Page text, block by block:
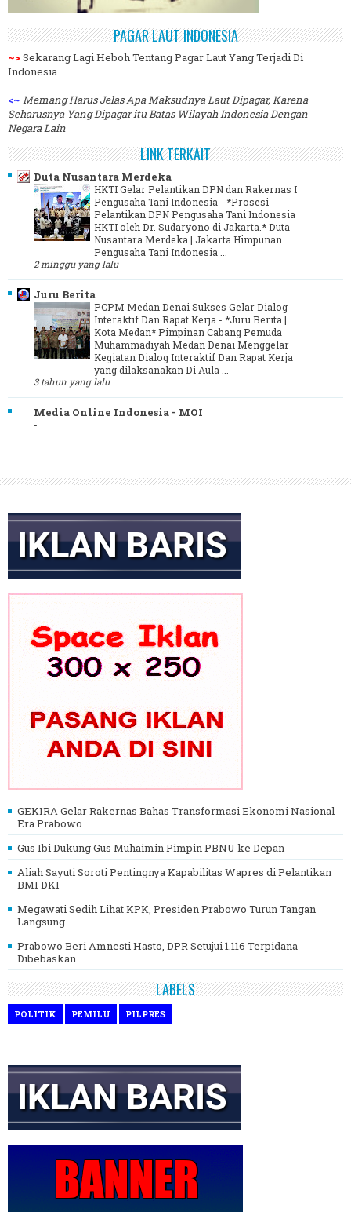
PAGAR LAUT INDONESIA
~>Sekarang Lagi Heboh Tentang Pagar Laut Yang Terjadi Di
Indonesia
<~ Memang Harus Jelas Apa Maksudnya Laut Dipagar, Karena
Seharusnya Yang Dipagar itu Batas Wilayah Indonesia Dengan
Negara Lain
LINK TERKAIT
Duta Nusantara Merdeka
HKTI Gelar Pelantikan DPN dan Rakernas I
Pengusaha Tani Indonesia - *Prosesi
Pelantikan DPN Pengusaha Tani Indonesia
HKTI oleh Dr. Sudaryono di Jakarta.* Duta
Nusantara Merdeka | Jakarta Himpunan
Pengusaha Tani Indonesia ...
2 minggu yang lalu
Juru Berita
PCPM Medan Denai Sukses Gelar Dialog
Interaktif Dan Rapat Kerja - *Juru Berita |
Kota Medan* Pimpinan Cabang Pemuda
Muhammadiyah Medan Denai Menggelar
Kegiatan Dialog Interaktif Dan Rapat Kerja
yang dilaksanakan Di Aula ...
3 tahun yang lalu
Media Online Indonesia - MOI
-
GEKIRA Gelar Rakernas Bahas Transformasi Ekonomi Nasional
Era Prabowo
Gus Ibi Dukung Gus Muhaimin Pimpin PBNU ke Depan
Aliah Sayuti Soroti Pentingnya Kapabilitas Wapres di Pelantikan
BMI DKI
Megawati Sedih Lihat KPK, Presiden Prabowo Turun Tangan
Langsung
Prabowo Beri Amnesti Hasto, DPR Setujui 1.116 Terpidana
Dibebaskan
LABELS
POLITIK PEMILU PILPRES